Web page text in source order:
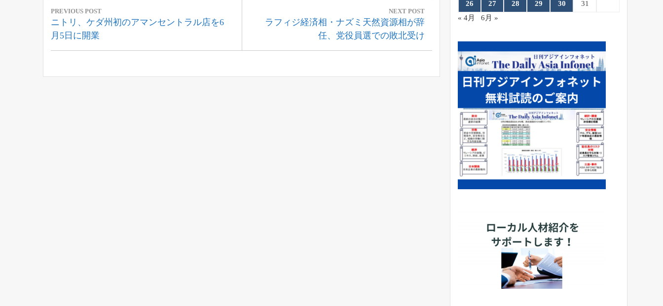
稿
ナ
ビ
PREVIOUS POST
Previous
Post:
ニトリ、ケダ州初のアマンセントラル店を6
月5日に開業
NEXT POST
Next
ラフィジ経済相・ナズミ天然資源相が辞
任、党役員選での敗北受け
26 27 28 29 30
31
« 4月
6月 »